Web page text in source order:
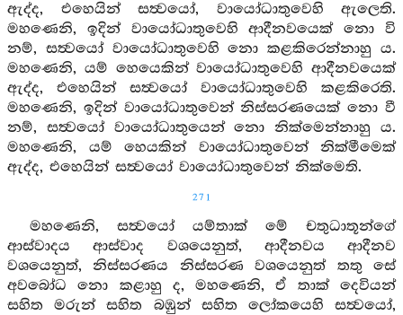
ඇද්ද, එහෙයින් සත්‍වයෝ, වායෝධාතුවෙහි ඇලෙති.
මහණෙනි, ඉදින් වායෝධාතුවෙහි ආදීනවයෙක් නො වි
නම්, සත්‍වයෝ වායෝධාතුවෙහි නො කළකිරෙන්නාහු ය.
මහණෙනි, යම් හෙයෙකින් වායෝධාතුවෙහි ආදීනවයෙක්
ඇද්ද, එහෙයින් සත්‍වයෝ වායෝධාතුවෙහි කළකිරෙති.
මහණෙනි, ඉදින් වායෝධාතුවෙන් නිස්සරණයෙක් නො වී
නම්, සත්‍වයෝ වායෝධාතුයෙන් නො නික්මෙන්නාහු ය.
මහණෙනි, යම් හෙයකින් වායෝධාතුවෙන් නික්මීමෙක්
ඇද්ද, එහෙයින් සත්‍වයෝ වායෝධාතුවෙන් නික්මෙති.
271
මහණෙනි, සත්‍වයෝ යම්තාක් මේ චතුධාතූන්ගේ
ආස්වාදය ආස්වාද වශයෙනුත්, ආදීනවය ආදීනව
වශයෙනුත්, නිස්සරණය නිස්සරණ වශයෙනුත් තතු සේ
අවබෝධ නො කළාහු ද, මහණෙනි, ඒ තාක් දෙවියන්
සහිත මරුන් සහිත බඹුන් සහිත ලෝකයෙහි සත්‍වයෝ,